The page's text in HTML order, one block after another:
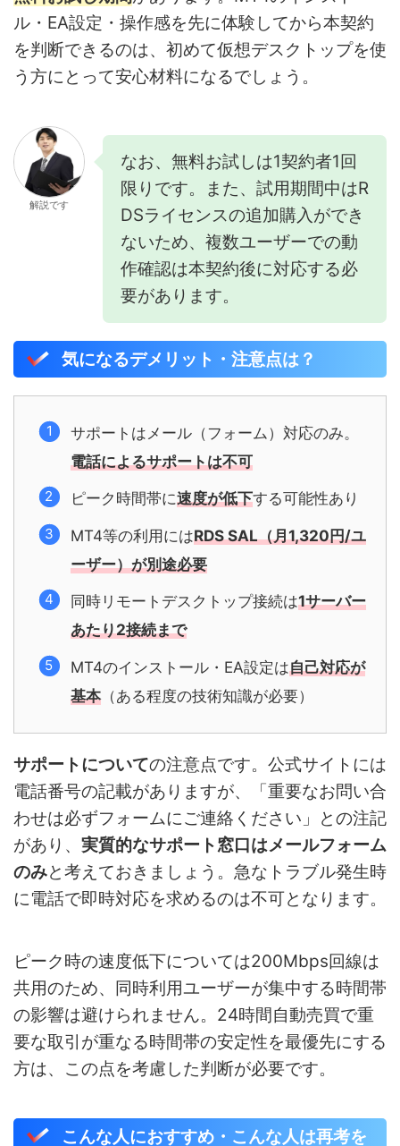
ル・EA設定・操作感を先に体験してから本契約
を判断できるのは、初めて仮想デスクトップを使
う方にとって安心材料になるでしょう。
解説です
なお、無料お試しは1契約者1回
限りです。また、試用期間中はR
DSライセンスの追加購入ができ
ないため、複数ユーザーでの動
作確認は本契約後に対応する必
要があります。
気になるデメリット・注意点は？
サポートはメール（フォーム）対応のみ。
電話によるサポートは不可
ピーク時間帯に速度が低下する可能性あり
MT4等の利用にはRDS SAL（月1,320円/ユ
ーザー）が別途必要
同時リモートデスクトップ接続は1サーバー
あたり2接続まで
MT4のインストール・EA設定は自己対応が
基本（ある程度の技術知識が必要）
サポートについての注意点です。公式サイトには
電話番号の記載がありますが、「重要なお問い合
わせは必ずフォームにご連絡ください」との注記
があり、 実質的なサポート窓口はメールフォーム
のみと考えておきましょう。急なトラブル発生時
に電話で即時対応を求めるのは不可となります。
ピーク時の速度低下については200Mbps回線は
共用のため、同時利用ユーザーが集中する時間帯
の影響は避けられません。24時間自動売買で重
要な取引が重なる時間帯の安定性を最優先にする
方は、この点を考慮した判断が必要です。
こんな人におすすめ・こんな人は再考を